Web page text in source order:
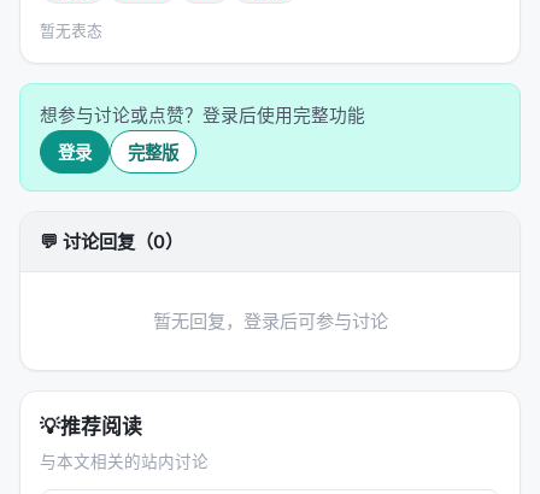
暂无表态
想参与讨论或点赞？登录后使用完整功能
登录 完整版
💬 讨论回复（0）
暂无回复，登录后可参与讨论
💡推荐阅读
与本文相关的站内讨论